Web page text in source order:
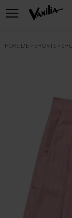
FORSIDE SHORTS